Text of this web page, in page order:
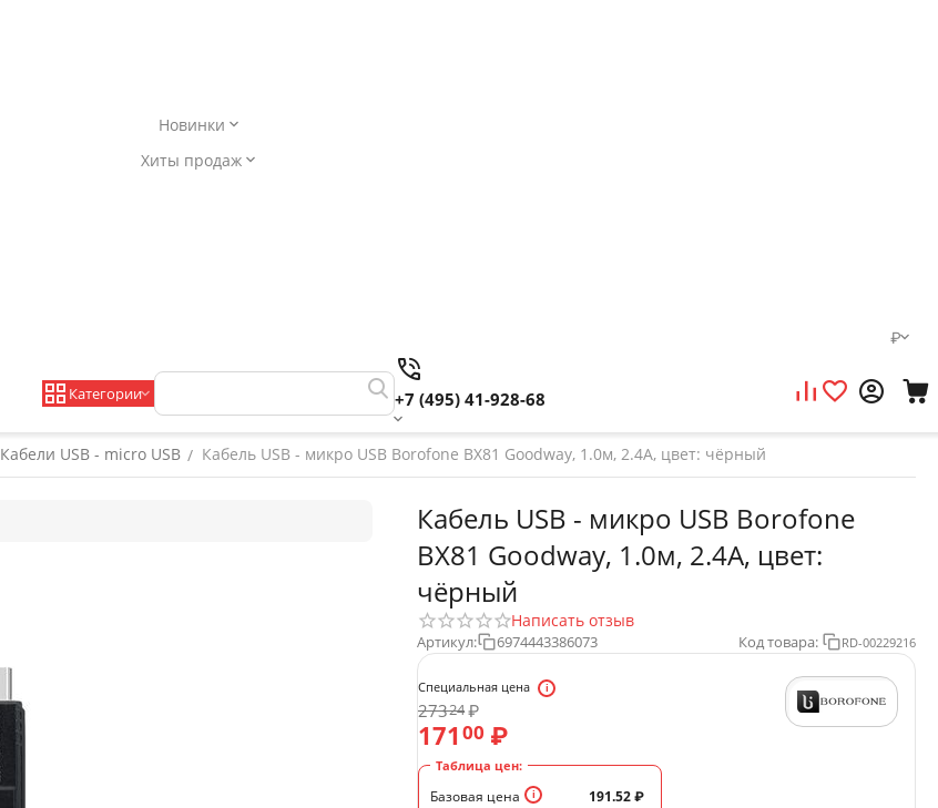
Новинки
Хиты продаж
₽
Категории +7 (495) 41-928-68
Кабели USB - micro USB / Кабель USB - микро USB Borofone BX81 Goodway, 1.0м, 2.4A, цвет: чёрный
Кабель USB - микро USB Borofone
BX81 Goodway, 1.0м, 2.4A, цвет:
чёрный
Написать отзыв
Артикул: 6974443386073 Код товара: RD-00229216
Специальная цена
27324₽
171 00 ₽
Таблица цен:
Базовая цена
191.52₽